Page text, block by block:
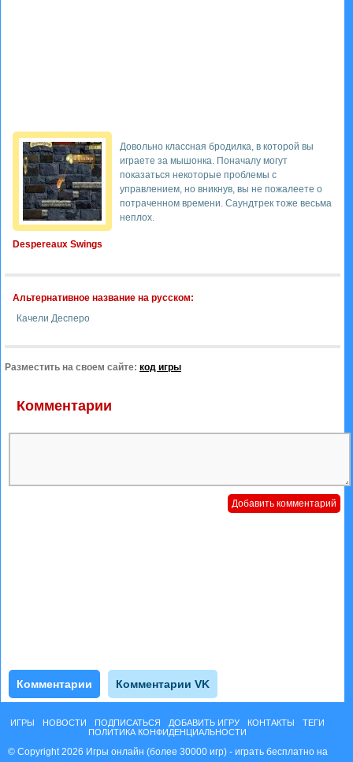
Despereaux Swings
Довольно классная бродилка, в которой вы
играете за мышонка. Поначалу могут
показаться некоторые проблемы с
управлением, но вникнув, вы не пожалеете о
потраченном времени. Саундтрек тоже весьма
неплох.
Альтернативное название на русском:
Качели Десперо
Разместить на своем сайте: код игры
Комментарии
Комментарии Комментарии VK
ИГРЫ НОВОСТИ ПОДПИСАТЬСЯ ДОБАВИТЬ ИГРУ КОНТАКТЫ
ТЕГИ
ПОЛИТИКА КОНФИДЕНЦИАЛЬНОСТИ
© Copyright 2026 Игры онлайн (более 30000 игр) - играть бесплатно на